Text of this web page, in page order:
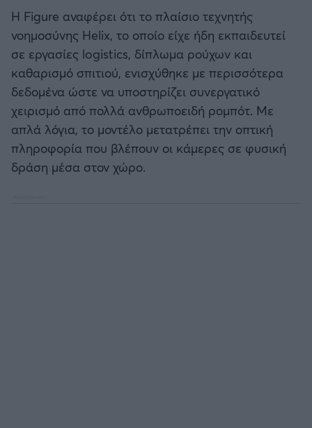
Η Figure αναφέρει ότι το πλαίσιο τεχνητής
νοημοσύνης Helix, το οποίο είχε ήδη εκπαιδευτεί
σε εργασίες logistics, δίπλωμα ρούχων και
καθαρισμό σπιτιού, ενισχύθηκε με περισσότερα
δεδομένα ώστε να υποστηρίζει συνεργατικό
χειρισμό από πολλά ανθρωποειδή ρομπότ. Με
απλά λόγια, το μοντέλο μετατρέπει την οπτική
πληροφορία που βλέπουν οι κάμερες σε φυσική
δράση μέσα στον χώρο.